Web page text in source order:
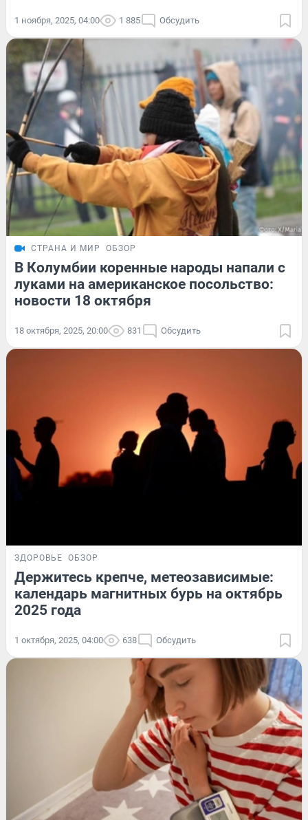
1 ноября, 2025, 04:00 1 885 Обсудить
СТРАНА И МИР ОБЗОР
В Колумбии коренные народы напали с
луками на американское посольство:
новости 18 октября
18 октября, 2025, 20:00 831 Обсудить
ЗДОРОВЬЕ ОБЗОР
Держитесь крепче, метеозависимые:
календарь магнитных бурь на октябрь
2025 года
1 октября, 2025, 04:00 638 Обсудить